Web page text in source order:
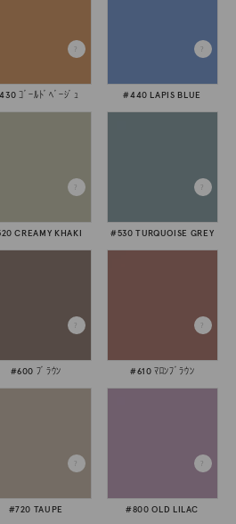
ｺﾞｰﾙﾄﾞﾍﾞｰｼﾞｭ #440 LAPIS BLUE
CREAMY KHAKI #530 TURQUOISE GREY
#600 ﾌﾞﾗｳﾝ #610 ﾏﾛﾝﾌﾞﾗｳﾝ
#720 TAUPE #800 OLD LILAC